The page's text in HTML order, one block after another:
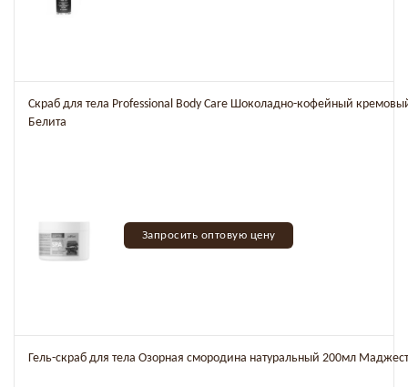
Скраб для тела Professional Body Care Шоколадно-кофейный
Белита
Запросить оптовую цену
Гель-скраб для тела Озорная смородина натуральный 200мл